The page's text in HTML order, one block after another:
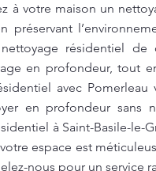
à votre maison un
résidentiel de
en profondeur, tout
avec Pomerleau
en profondeur sans
à Saint-Basile-le-
espace est
nous pour un service